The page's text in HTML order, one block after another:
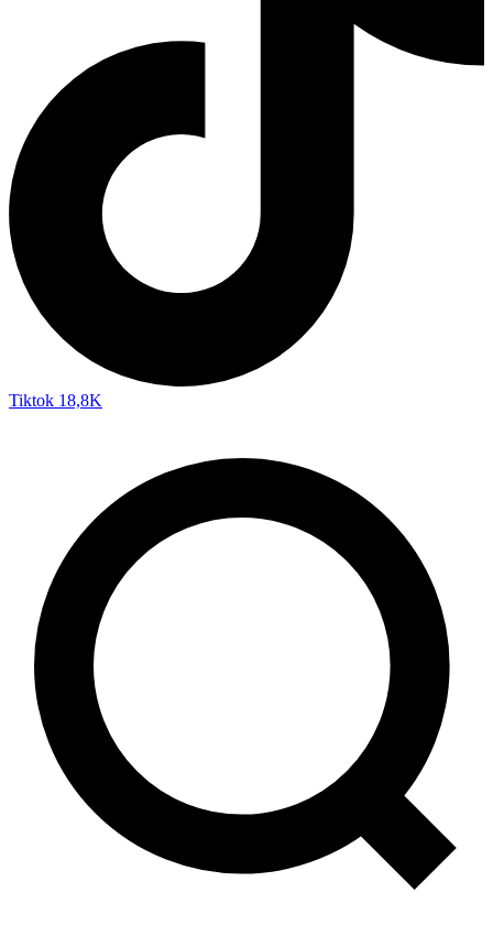
Tiktok 18,8K